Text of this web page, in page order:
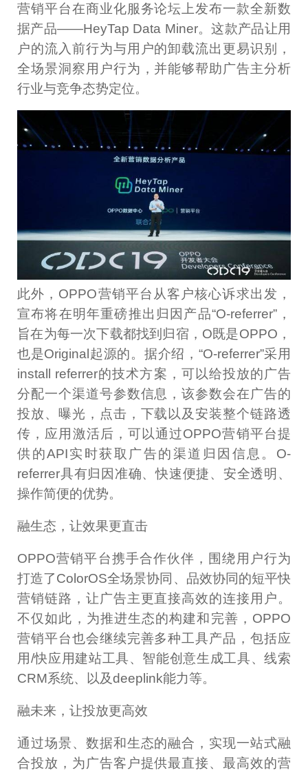
营销平台在商业化服务论坛上发布一款全新数
据产品——HeyTap Data Miner。这款产品让用
户的流入前行为与用户的卸载流出更易识别，
全场景洞察用户行为，并能够帮助广告主分析
行业与竞争态势定位。
此外，OPPO营销平台从客户核心诉求出发，
宣布将在明年重磅推出归因产品“O-referrer”，
旨在为每一次下载都找到归宿，O既是OPPO，
也是Original起源的。据介绍，“O-referrer”采用
install referrer的技术方案，可以给投放的广告
分配一个渠道号参数信息，该参数会在广告的
投放、曝光，点击，下载以及安装整个链路透
传，应用激活后，可以通过OPPO营销平台提
供的API实时获取广告的渠道归因信息。O-
referrer具有归因准确、快速便捷、安全透明、
操作简便的优势。
融生态，让效果更直击
OPPO营销平台携手合作伙伴，围绕用户行为
打造了ColorOS全场景协同、品效协同的短平快
营销链路，让广告主更直接高效的连接用户。
不仅如此，为推进生态的构建和完善，OPPO
营销平台也会继续完善多种工具产品，包括应
用/快应用建站工具、智能创意生成工具、线索
CRM系统、以及deeplink能力等。
融未来，让投放更高效
通过场景、数据和生态的融合，实现一站式融
合投放，为广告客户提供最直接、最高效的营